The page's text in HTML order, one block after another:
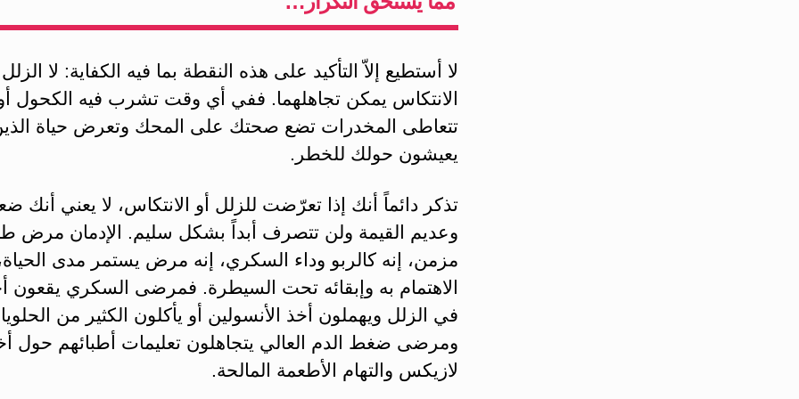
لا أستطيع إلاّ التأكيد على هذه النقطة بما فيه الكفاية: لا الزلل
الانتكاس يمكن تجاهلهما. ففي أي وقت تشرب فيه الكحول
تتعاطى المخدرات تضع صحتك على المحك وتعرض حياة
يعيشون حولك للخطر.
تذكر دائماً أنك إذا تعرّضت للزلل أو الانتكاس، لا يعني أنك
وعديم القيمة ولن تتصرف أبداً بشكل سليم. الإدمان مرض
مزمن، إنه كالربو وداء السكري، إنه مرض يستمر مدى
الاهتمام به وإبقائه تحت السيطرة. فمرضى السكري يقعون
في الزلل ويهملون أخذ الأنسولين أو يأكلون الكثير من
ومرضى ضغط الدم العالي يتجاهلون تعليمات أطبائهم حول
لازيكس والتهام الأطعمة المالحة.